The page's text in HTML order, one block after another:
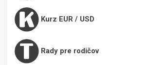
Kurz EUR / USD
Rady pre rodičov